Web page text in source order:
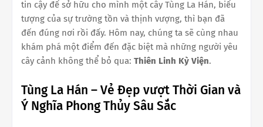
tin cậy để sở hữu cho mình một cây Tùng La Hán, biểu
tượng của sự trường tồn và thịnh vượng, thì bạn đã
đến đúng nơi rồi đấy. Hôm nay, chúng ta sẽ cùng nhau
khám phá một điểm đến đặc biệt mà những người yêu
cây cảnh không thể bỏ qua: Thiên Linh Kỳ Viện.
Tùng La Hán – Vẻ Đẹp vượt Thời Gian và
Ý Nghĩa Phong Thủy Sâu Sắc